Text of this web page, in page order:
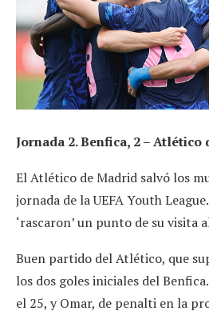
Jornada 2. Benfica, 2 – Atlético
El Atlético de Madrid salvó los
jornada de la UEFA Youth
‘rascaron’ un punto de su visita
Buen partido del Atlético, que
los dos goles iniciales del
el 25, y Omar, de penalti en la